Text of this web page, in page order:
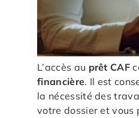
L’accès au prêt CAF
financière. Il est
la nécessité des
votre dossier et vous